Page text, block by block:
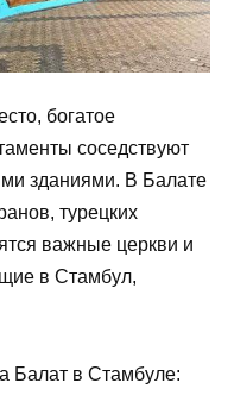
богатое
соседствуют
зданиями. В Балате
турецких
важные церкви и
в Стамбул,
Балат в Стамбуле: